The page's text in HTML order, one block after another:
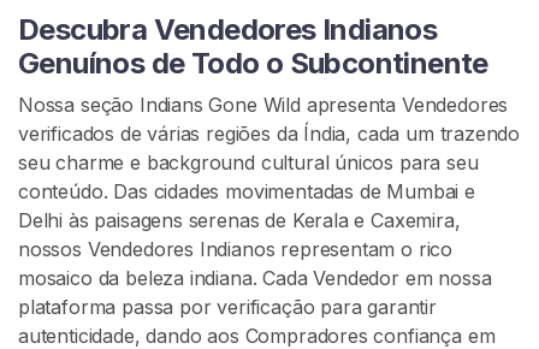
Descubra Vendedores Indianos
Genuínos de Todo o Subcontinente
Nossa seção Indians Gone Wild apresenta Vendedores
verificados de várias regiões da Índia, cada um trazendo
seu charme e background cultural únicos para seu
conteúdo. Das cidades movimentadas de Mumbai e
Delhi às paisagens serenas de Kerala e Caxemira,
nossos Vendedores Indianos representam o rico
mosaico da beleza indiana. Cada Vendedor em nossa
plataforma passa por verificação para garantir
autenticidade, dando aos Compradores confiança em
e
s
C
o
n
t
e
ú
d
o